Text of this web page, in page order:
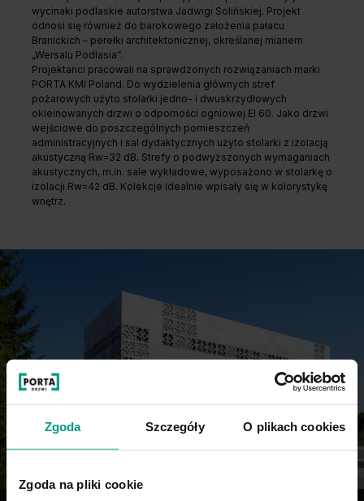
Zgoda Szczegóły O plikach cookies
Zgoda na pliki cookie
wycinaki podlaskie autorstwa Jadwigi Solińskiej. Projekt
odnosi się również do barokowego założenia pałacu
Branickich – perełki architektonicznej, określanej mianem
„Wersalu Podlasia”.
Projektanci pracowali na sprawdzonych rozwiązaniach marki
PORTA KMI Poland. Do wydzielenia głównych stref
pożarowych użyto stolarki jedno- i dwuskrzydłowych
okleinowanych drzwi o odporności ogniowej EI 60. Jako drzwi
wejściowe do poszczególnych pomieszczeń
administracyjnych i sal dydaktycznych użyto stolarki z izolacją
akustyczną Rw=32 dB. Strefy o podwyższonych wymaganiach
akustycznych, m.in. sale wykładowe, wyposażono w stolarkę o
izolacji Rw=42 dB. Kolekcje idealnie wpisały się w kolorystykę
wnętrz.